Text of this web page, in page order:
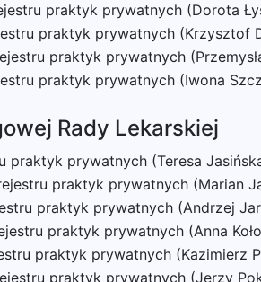
praktyk prywatnych (Dorota
praktyk prywatnych (Krzysztof
praktyk prywatnych
praktyk prywatnych (Iwona
Rady Lekarskiej
praktyk prywatnych (Teresa
praktyk prywatnych (Marian
praktyk prywatnych (Andrzej
praktyk prywatnych (Anna
praktyk prywatnych (Kazimierz
praktyk prywatnych (Jerzy